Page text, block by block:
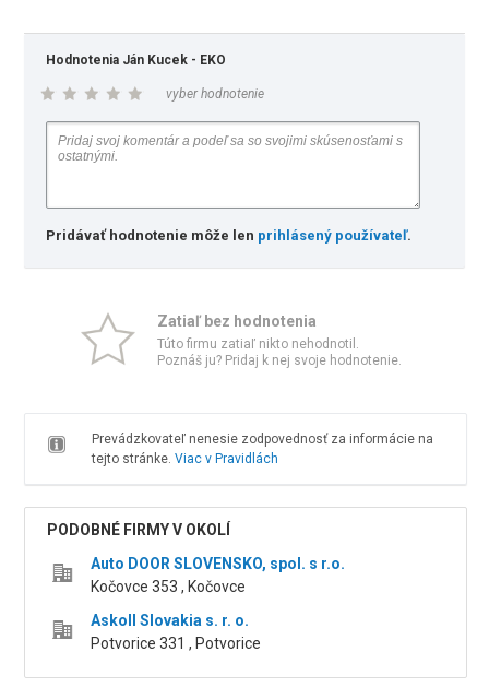
Hodnotenia Ján Kucek - EKO
vyber hodnotenie
Pridávať hodnotenie môže len prihlásený používateľ.
Zatiaľ bez hodnotenia
Túto firmu zatiaľ nikto nehodnotil.
Poznáš ju? Pridaj k nej svoje hodnotenie.
Prevádzkovateľ nenesie zodpovednosť za informácie na
tejto stránke. Viac v Pravidlách
PODOBNÉ FIRMY V OKOLÍ
Auto DOOR SLOVENSKO, spol. s r.o.
Kočovce 353 , Kočovce
Askoll Slovakia s. r. o.
Potvorice 331 , Potvorice